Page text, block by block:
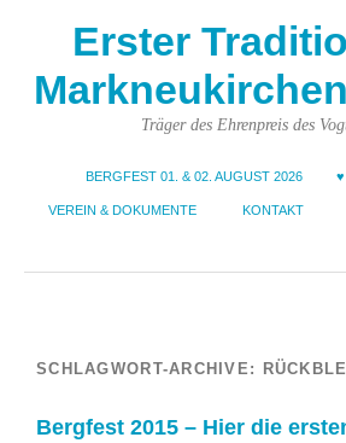
BERGFEST 01. & 02. AUGUST 2026 ♥
VEREIN & DOKUMENTE KONTAKT
Erster
Träger des Ehrenpreis des
SCHLAGWORT-ARCHIVE:
Bergfest 2015 – Hier die